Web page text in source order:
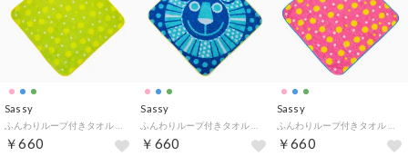
Sassy
￥660
Sassy
￥660
Sassy
￥660